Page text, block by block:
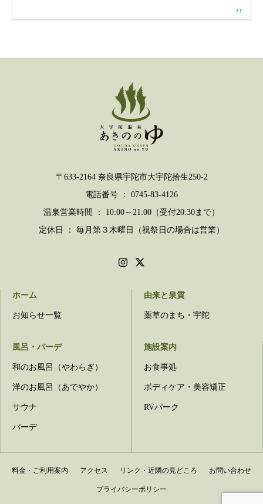
〒633-2164 奈良県宇陀市大宇陀拾生250-2
電話番号 ： 0745-83-4126
温泉営業時間 ： 10:00～21:00（受付20:30まで）
定休日 ： 毎月第３木曜日（祝祭日の場合は営業）
ホーム
お知らせ一覧
由来と泉質
薬草のまち・宇陀
風呂・バーデ
和のお風呂（やわらぎ）
洋のお風呂（あでやか）
サウナ
バーデ
施設案内
お食事処
ボディケア・美容矯正
RVパーク
料金・ご利用案内 アクセス リンク・近隣の見どころ お問い合わせ
プライバシーポリシー